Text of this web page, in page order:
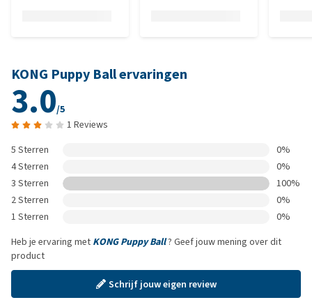
KONG Puppy Ball ervaringen
3.0/5
1 Reviews
5 Sterren
0%
4 Sterren
0%
3 Sterren
100%
2 Sterren
0%
1 Sterren
0%
Heb je ervaring met KONG Puppy Ball? Geef jouw mening over dit
product
Schrijf jouw eigen review